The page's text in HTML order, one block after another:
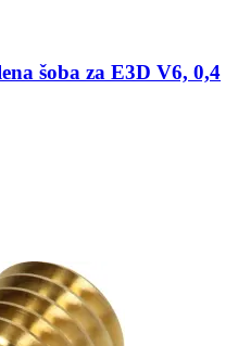
šoba za E3D V6, 0,4